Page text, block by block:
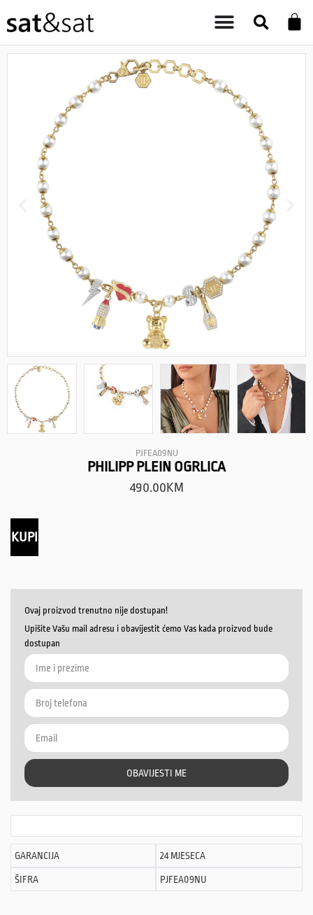
PJFEA09NU
PHILIPP PLEIN OGRLICA
490.00KM
KUPI
Ovaj proizvod trenutno nije dostupan!
Upišite Vašu mail adresu i obavijestit ćemo Vas kada proizvod bude
dostupan
OBAVIJESTI ME
GARANCIJA 24 MJESECA
ŠIFRA PJFEA09NU